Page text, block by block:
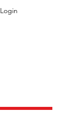
Login